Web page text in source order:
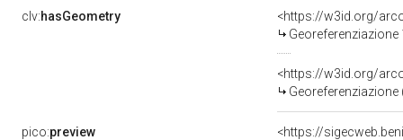
clv:hasGeometry
<https://w3id.org/
<https://w3id.org/
pico:preview